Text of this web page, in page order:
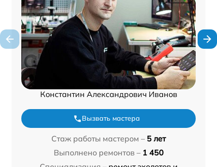
Константин Александрович Иванов
Вызвать мастера
Стаж работы мастером – 5 лет
Выполнено ремонтов – 1 450